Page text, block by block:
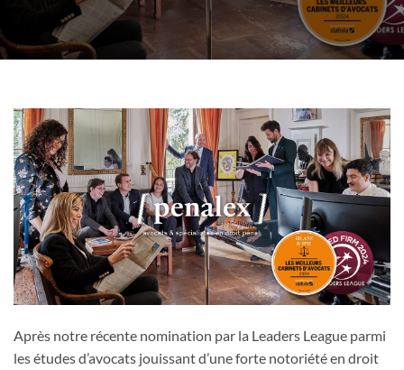
Après notre récente nomination par la Leaders League parmi
les études d’avocats jouissant d’une forte notoriété en droit